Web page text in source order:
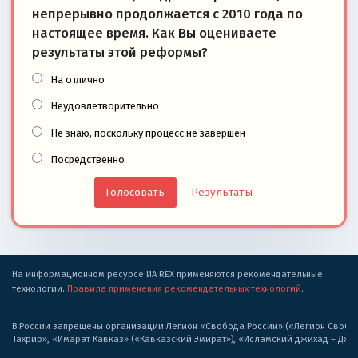
непрерывно продолжается с 2010 года по
настоящее время. Как Вы оцениваете
результаты этой реформы?
На отлично
Неудовлетворительно
Не знаю, поскольку процесс не завершён
Посредственно
Результаты
На информационном ресурсе ИА REX применяются рекомендательные
технологии. Правила применения рекомендательных технологий.
В России запрещены организации Легион «Свобода России» («Легион
Тахрир», «Имарат Кавказ» («Кавказский Эмират»), «Исламский джихад –